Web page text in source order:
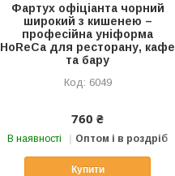
Фартух офіціанта чорний
широкий з кишенею –
професійна уніформа
HoReCa для ресторану, кафе
та бару
6049
760 ₴
В наявності Оптом і в роздріб
Купити